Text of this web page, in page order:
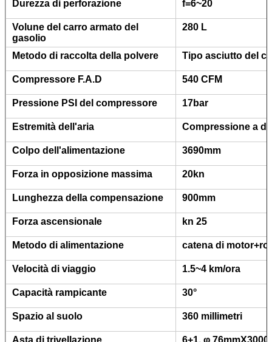
Durezza di perforazione f=6~20
Volune del carro armato del
gasolio
280 L
Metodo di raccolta della polvere Tipo asciutto del
Compressore F.A.D 540 CFM
Pressione PSI del compressore 17bar
Estremità dell'aria Compressione a
Colpo dell'alimentazione 3690mm
Forza in opposizione massima 20kn
Lunghezza della compensazione 900mm
Forza ascensionale kn 25
Metodo di alimentazione catena di
Velocità di viaggio 1.5~4 km/ora
Capacità rampicante 30°
Spazio al suolo 360 millimetri
Asta di trivellazione 6+1, φ